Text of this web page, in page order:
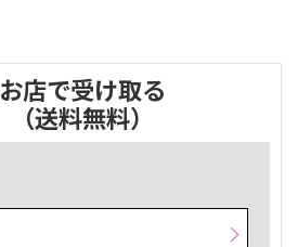
お店で受け取る
（送料無料）